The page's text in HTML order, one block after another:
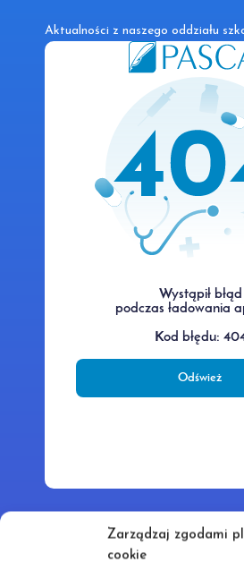
Zarządzaj zgodami
cookie
Aktualności z naszego oddziału